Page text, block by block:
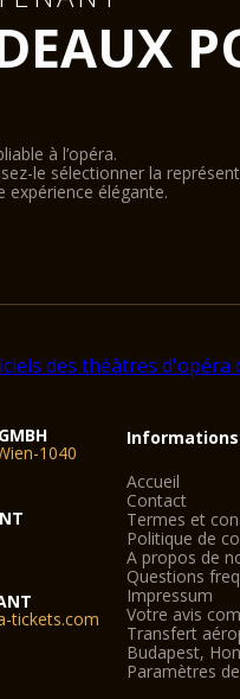
à l’opéra.
le sélectionner la
expérience élégante.
1040
tickets.com
Informations
Accueil
Contact
Termes et
Politique de
A propos de
Questions
Impressum
Votre avis
Transfert
Budapest,
Paramètres